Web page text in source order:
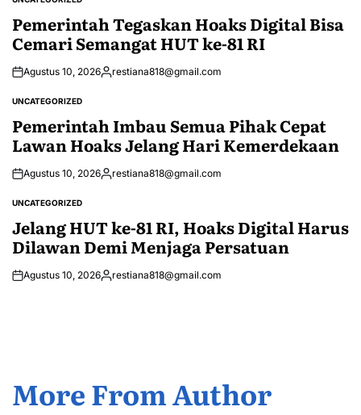
POSTED
Pemerintah Tegaskan Hoaks Digital Bisa
Cemari Semangat HUT ke-81 RI
Agustus 10, 2026Posted
restiana818@gmail.com
POSTED
UNCATEGORIZED
Pemerintah Imbau Semua Pihak Cepat
Lawan Hoaks Jelang Hari Kemerdekaan
Agustus 10, 2026Posted
restiana818@gmail.com
POSTED
UNCATEGORIZED
Jelang HUT ke-81 RI, Hoaks Digital Harus
Dilawan Demi Menjaga Persatuan
Agustus 10, 2026Posted
restiana818@gmail.com
More From Author